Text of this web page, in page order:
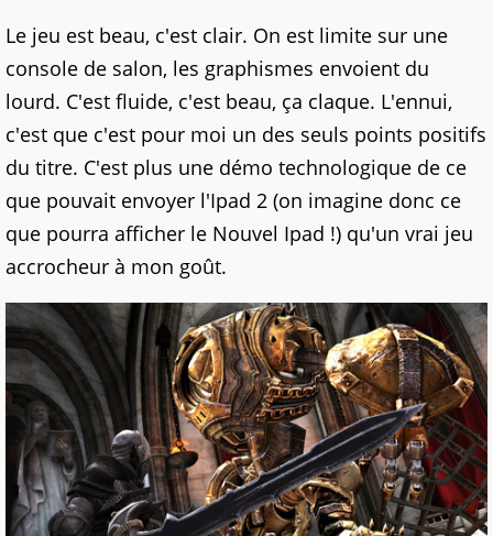
Le jeu est beau, c'est clair. On est limite sur une
console de salon, les graphismes envoient du
lourd. C'est fluide, c'est beau, ça claque. L'ennui,
c'est que c'est pour moi un des seuls points positifs
du titre. C'est plus une démo technologique de ce
que pouvait envoyer l'Ipad 2 (on imagine donc ce
que pourra afficher le Nouvel Ipad !) qu'un vrai jeu
accrocheur à mon goût.